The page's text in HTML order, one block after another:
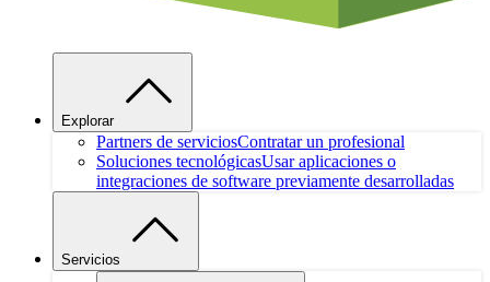
Explorar
Partners de serviciosContratar un profesional
Soluciones tecnológicasUsar aplicaciones o
integraciones de software previamente desarrolladas
Servicios